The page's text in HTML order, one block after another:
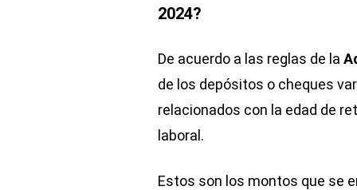
2024?
De acuerdo a las reglas de la
de los depósitos o cheques
relacionados con la edad de
laboral.
Estos son los montos que se